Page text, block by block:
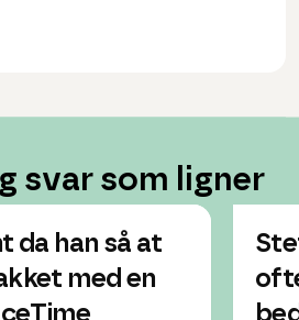
svar som ligner
da han så at
med en